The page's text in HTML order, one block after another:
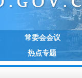
常委会会议
热点专题